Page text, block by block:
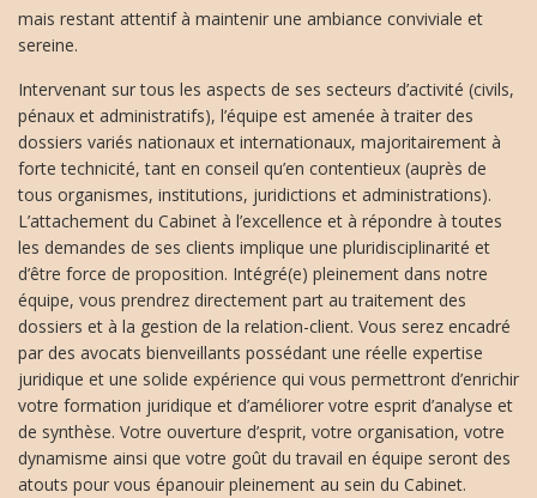
mais restant attentif à maintenir une ambiance conviviale et
sereine.
Intervenant sur tous les aspects de ses secteurs d’activité (civils,
pénaux et administratifs), l’équipe est amenée à traiter des
dossiers variés nationaux et internationaux, majoritairement à
forte technicité, tant en conseil qu’en contentieux (auprès de
tous organismes, institutions, juridictions et administrations).
L’attachement du Cabinet à l’excellence et à répondre à toutes
les demandes de ses clients implique une pluridisciplinarité et
d’être force de proposition. Intégré(e) pleinement dans notre
équipe, vous prendrez directement part au traitement des
dossiers et à la gestion de la relation-client. Vous serez encadré
par des avocats bienveillants possédant une réelle expertise
juridique et une solide expérience qui vous permettront d’enrichir
votre formation juridique et d’améliorer votre esprit d’analyse et
de synthèse. Votre ouverture d’esprit, votre organisation, votre
dynamisme ainsi que votre goût du travail en équipe seront des
atouts pour vous épanouir pleinement au sein du Cabinet.